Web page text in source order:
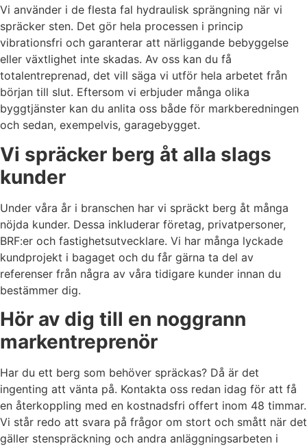
Vi använder i de flesta fal hydraulisk sprängning när vi
spräcker sten. Det gör hela processen i princip
vibrationsfri och garanterar att närliggande bebyggelse
eller växtlighet inte skadas. Av oss kan du få
totalentreprenad, det vill säga vi utför hela arbetet från
början till slut. Eftersom vi erbjuder många olika
byggtjänster kan du anlita oss både för markberedningen
och sedan, exempelvis, garagebygget.
Vi spräcker berg åt alla slags
kunder
Under våra år i branschen har vi spräckt berg åt många
nöjda kunder. Dessa inkluderar företag, privatpersoner,
BRF:er och fastighetsutvecklare. Vi har många lyckade
kundprojekt i bagaget och du får gärna ta del av
referenser från några av våra tidigare kunder innan du
bestämmer dig.
Hör av dig till en noggrann
markentreprenör
Har du ett berg som behöver spräckas? Då är det
ingenting att vänta på. Kontakta oss redan idag för att få
en återkoppling med en kostnadsfri offert inom 48 timmar.
Vi står redo att svara på frågor om stort och smått när det
gäller stenspräckning och andra anläggningsarbeten i